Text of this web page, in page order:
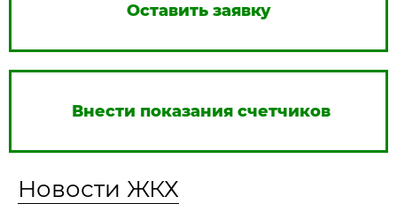
Оставить заявку
Внести показания счетчиков
Новости ЖКХ